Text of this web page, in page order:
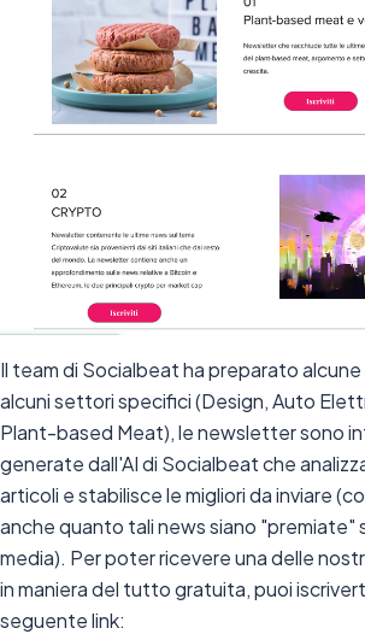
Il team di Socialbeat ha preparato
alcuni settori specifici (Design, Auto
Plant-based Meat), le newsletter sono
generate dall'AI di Socialbeat che
articoli e stabilisce le migliori da inviare
anche quanto tali news siano "premiate"
media). Per poter ricevere una delle
in maniera del tutto gratuita, puoi
seguente link: